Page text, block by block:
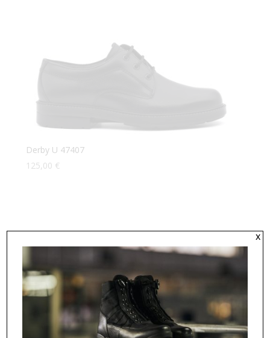
Derby U 47407
125,00 €
x